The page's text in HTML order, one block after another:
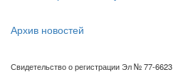
Архив новостей
Свидетельство о регистрации Эл № 77-6623